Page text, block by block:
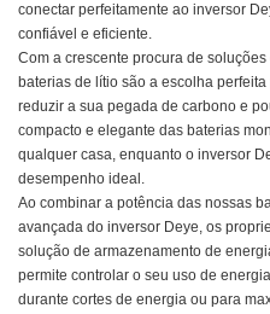
conectar perfeitamente ao inversor
confiável e eficiente.
Com a crescente procura de
baterias de lítio são a escolha
reduzir a sua pegada de carbono e
compacto e elegante das baterias
qualquer casa, enquanto o inversor
desempenho ideal.
Ao combinar a potência das nossas
avançada do inversor Deye, os
solução de armazenamento de
permite controlar o seu uso de
durante cortes de energia ou para